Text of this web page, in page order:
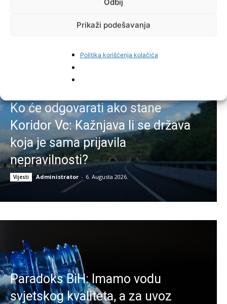
Prikaži podešavanja
Politika korišćenja kolačića
Najnovije vijesti
Ko će odgovarati ako stane
Koridor Vc: Kažnjava li se država
koja je sama prijavila
nepravilnosti?
Vijesti Administrator - 6. Augusta 2026.
Paradoks BiH: Imamo vodu
svjetskog kvaliteta, a za uvoz